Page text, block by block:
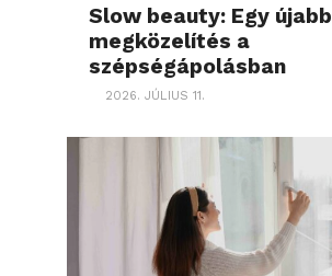
Slow beauty: Egy újabb
megközelítés a
szépségápolásban
2026. JÚLIUS 11.